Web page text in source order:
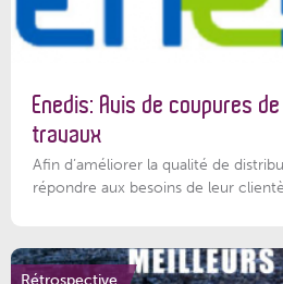
Enedis: Avis de coupures
travaux
Afin d’améliorer la qualité de
répondre aux besoins de leur
Rétrospective